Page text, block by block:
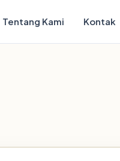
Tentang Kami Kontak